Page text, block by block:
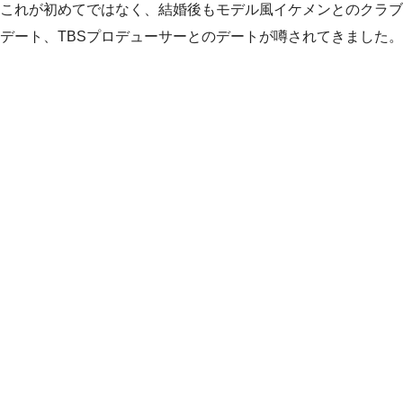
これが初めてではなく、結婚後もモデル風イケメンとのクラブ
デート、TBSプロデューサーとのデートが噂されてきました。